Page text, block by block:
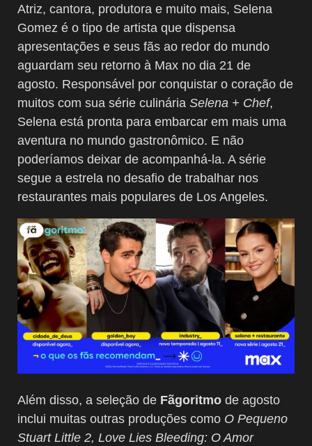
Atriz, cantora, produtora e muito mais, Selena
Gomez é o tipo de artista que dispensa
apresentações e seus fãs ao redor do mundo
aguardam seu retorno à Max no dia 21 de
agosto. Responsável por conquistar o coração de
muitos com sua série culinária Selena + Chef,
Selena está pronta para embarcar em mais uma
aventura no mundo gastronômico. E não
poderíamos deixar de acompanhá-la. A série
segue a estrela no desafio de trabalhar nos
restaurantes mais populares de Los Angeles.
Além disso, a seleção de Fãgoritmo de agosto
inclui muitas outras produções como O Pequeno
Stuart Little 2, Love Lies Bleeding: O Amor